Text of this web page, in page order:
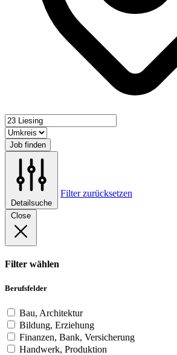
Job finden
Detailsuche
Filter zurücksetzen
Close
Filter wählen
Berufsfelder
Bau, Architektur
Bildung, Erziehung
Finanzen, Bank, Versicherung
Handwerk, Produktion